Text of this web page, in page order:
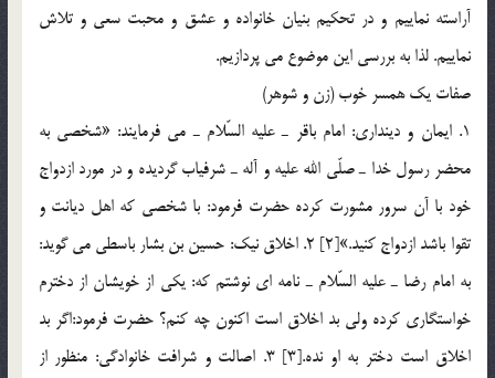
آراسته نماييم و در تحكيم بنيان خانواده و عشق و محبت سعي و تلاش
نماييم. لذا به بررسي اين موضوع مي پردازيم.
صفات يك همسر خوب (زن و شوهر)
1. ايمان و دينداري: امام باقر ـ عليه السّلام ـ مي فرمايند: «شخصي به
محضر رسول خدا ـ صلّي الله عليه و آله ـ شرفياب گرديده و در مورد ازدواج
خود با آن سرور مشورت كرده حضرت فرمود: با شخصي كه اهل ديانت و
تقوا باشد ازدواج كنيد.»[2] 2. اخلاق نيك: حسين بن بشار باسطي مي گويد:
به امام رضا ـ عليه السّلام ـ نامه اي نوشتم كه: يكي از خويشان از دخترم
خواستگاري كرده ولي بد اخلاق است اكنون چه كنم؟ حضرت فرمود:اگر بد
اخلاق است دختر به او نده.[3] 3. اصالت و شرافت خانوادگي: منظور از